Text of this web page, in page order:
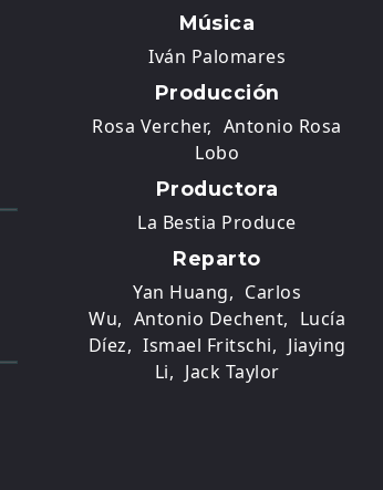
Música
Iván Palomares
Producción
Rosa Vercher, Antonio Rosa
Lobo
Productora
La Bestia Produce
Reparto
Yan Huang, Carlos
Wu, Antonio Dechent, Lucía
Díez, Ismael Fritschi, Jiaying
Li, Jack Taylor